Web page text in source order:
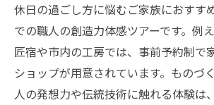
休日の過ごし方に悩むご家族におすす
での職人の創造力体感ツアーです。例
匠宿や市内の工房では、事前予約制で
ショップが用意されています。ものづ
人の発想力や伝統技術に触れる体験は